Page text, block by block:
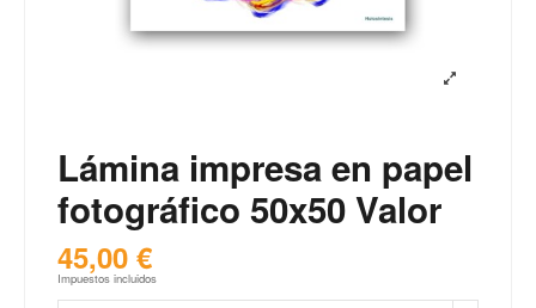
Lámina impresa en papel
fotográfico 50x50 Valor
45,00 €
Impuestos incluidos